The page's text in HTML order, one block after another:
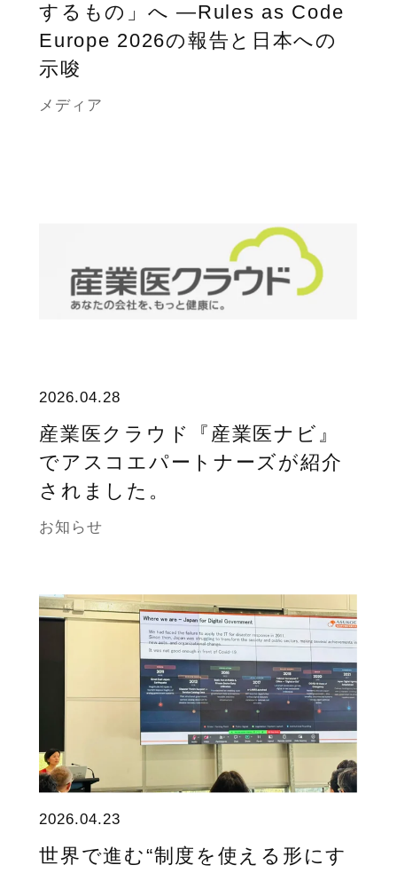
するもの」へ ―Rules as Code
Europe 2026の報告と日本への
示唆
メディア
2026.04.28
産業医クラウド『産業医ナビ』
でアスコエパートナーズが紹介
されました。
お知らせ
2026.04.23
世界で進む“制度を使える形にす